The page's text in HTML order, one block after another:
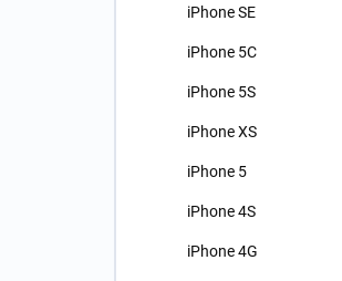
iPhone SE
iPhone 5C
iPhone 5S
iPhone XS
iPhone 5
iPhone 4S
iPhone 4G